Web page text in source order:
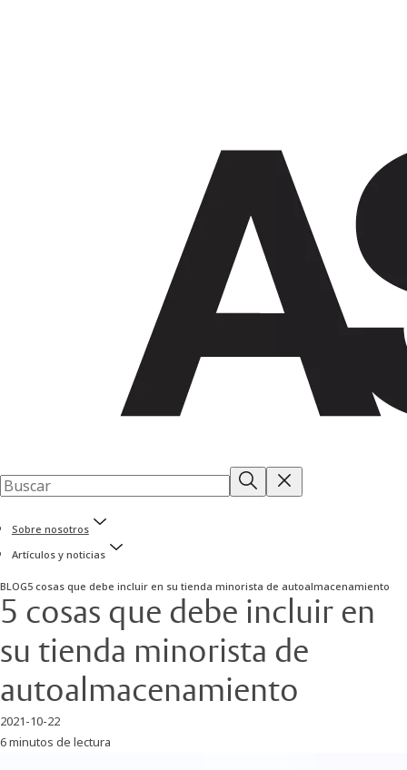
Sobre nosotros
Artículos y noticias
BLOG5 cosas que debe incluir en su tienda minorista de autoalmacenamiento
5 cosas que debe incluir en
su tienda minorista de
autoalmacenamiento
2021-10-22
6 minutos de lectura